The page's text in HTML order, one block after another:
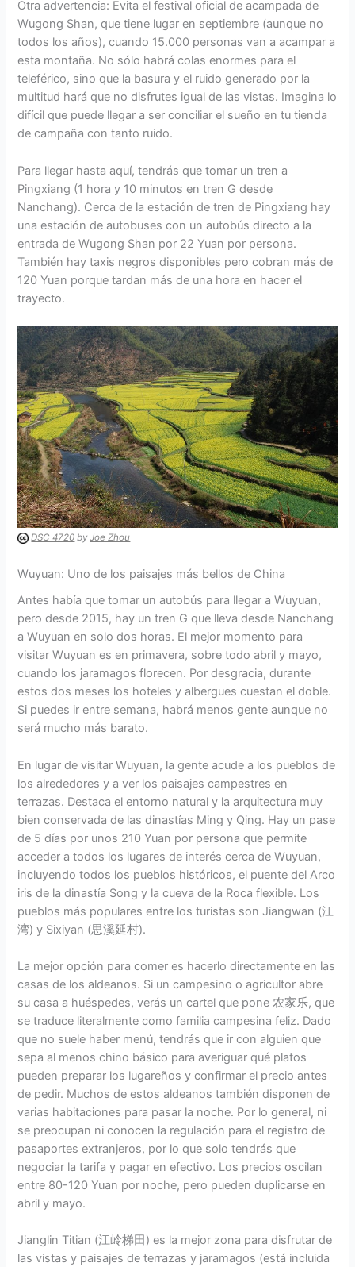
Otra advertencia: Evita el festival oficial de acampada de
Wugong Shan, que tiene lugar en septiembre (aunque no
todos los años), cuando 15.000 personas van a acampar a
esta montaña. No sólo habrá colas enormes para el
teleférico, sino que la basura y el ruido generado por la
multitud hará que no disfrutes igual de las vistas. Imagina lo
difícil que puede llegar a ser conciliar el sueño en tu tienda
de campaña con tanto ruido.
Para llegar hasta aquí, tendrás que tomar un tren a
Pingxiang (1 hora y 10 minutos en tren G desde
Nanchang). Cerca de la estación de tren de Pingxiang hay
una estación de autobuses con un autobús directo a la
entrada de Wugong Shan por 22 Yuan por persona.
También hay taxis negros disponibles pero cobran más de
120 Yuan porque tardan más de una hora en hacer el
trayecto.
DSC_4720 byJoe Zhou
Wuyuan: Uno de los paisajes más bellos de China
Antes había que tomar un autobús para llegar a Wuyuan,
pero desde 2015, hay un tren G que lleva desde Nanchang
a Wuyuan en solo dos horas. El mejor momento para
visitar Wuyuan es en primavera, sobre todo abril y mayo,
cuando los jaramagos florecen. Por desgracia, durante
estos dos meses los hoteles y albergues cuestan el doble.
Si puedes ir entre semana, habrá menos gente aunque no
será mucho más barato.
En lugar de visitar Wuyuan, la gente acude a los pueblos de
los alrededores y a ver los paisajes campestres en
terrazas. Destaca el entorno natural y la arquitectura muy
bien conservada de las dinastías Ming y Qing. Hay un pase
de 5 días por unos 210 Yuan por persona que permite
acceder a todos los lugares de interés cerca de Wuyuan,
incluyendo todos los pueblos históricos, el puente del Arco
iris de la dinastía Song y la cueva de la Roca flexible. Los
pueblos más populares entre los turistas son Jiangwan (江
湾) y Sixiyan (思溪延村).
La mejor opción para comer es hacerlo directamente en las
casas de los aldeanos. Si un campesino o agricultor abre
su casa a huéspedes, verás un cartel que pone 农家乐, que
se traduce literalmente como familia campesina feliz. Dado
que no suele haber menú, tendrás que ir con alguien que
sepa al menos chino básico para averiguar qué platos
pueden preparar los lugareños y confirmar el precio antes
de pedir. Muchos de estos aldeanos también disponen de
varias habitaciones para pasar la noche. Por lo general, ni
se preocupan ni conocen la regulación para el registro de
pasaportes extranjeros, por lo que solo tendrás que
negociar la tarifa y pagar en efectivo. Los precios oscilan
entre 80-120 Yuan por noche, pero pueden duplicarse en
abril y mayo.
Jianglin Titian (江岭梯田) es la mejor zona para disfrutar de
las vistas y paisajes de terrazas y jaramagos (está incluida